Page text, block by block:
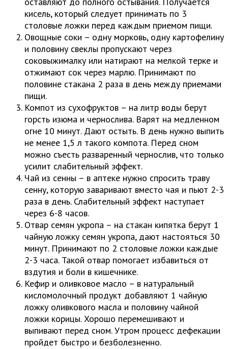
кисель, который следует принимать по 3
столовые ложки перед каждым приемом пищи.
Овощные соки – одну морковь, одну картофелину
и половину свеклы пропускают через
соковыжималку или натирают на мелкой терке и
отжимают сок через марлю. Принимают по
половине стакана 2 раза в день между приемами
пищи.
Компот из сухофруктов – на литр воды берут
горсть изюма и чернослива. Варят на медленном
огне 10 минут. Дают остыть. В день нужно выпить
не менее 1,5 л такого компота. Перед сном
можно съесть разваренный чернослив, что только
усилит слабительный эффект.
Чай из сенны – в аптеке нужно спросить траву
сенну, которую заваривают вместо чая и пьют 2-3
раза в день. Слабительный эффект наступает
через 6-8 часов.
Отвар семян укропа – на стакан кипятка берут 1
чайную ложку семян укропа, дают настояться 30
минут. Принимают по 2 столовые ложки каждые
2-3 часа. Такой отвар помогает избавиться от
вздутия и боли в кишечнике.
Кефир и оливковое масло – в натуральный
кисломолочный продукт добавляют 1 чайную
ложку оливкового масла и половину чайной
ложки корицы. Хорошо перемешивают и
выпивают перед сном. Утром процесс дефекации
пройдет быстро и безболезненно.